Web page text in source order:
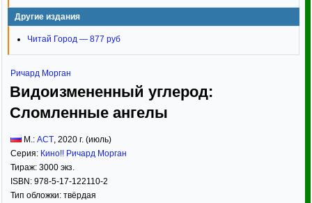
Другие издания
Читай Город — 877 руб
Ричард Морган
Видоизмененный углерод:
Сломленные ангелы
М.: АСТ 2020 г. (июль)
Серия: Кино!! Ричард Морган
Тираж: 3000 экз.
ISBN: 978-5-17-122110-2
Тип обложки: твёрдая